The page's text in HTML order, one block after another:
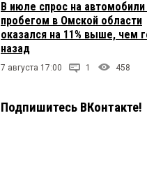
В июле спрос на автомобили
пробегом в Омской области
оказался на 11% выше, чем
назад
7 августа 17:00 1 458
Подпишитесь ВКонтакте!